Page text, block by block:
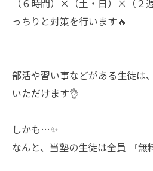
（６時間）×（土・日）×（２
っちりと対策を行います🔥
部活や習い事などがある生徒は
いただけます👌
しかも…✨
なんと、当塾の生徒は全員 『無